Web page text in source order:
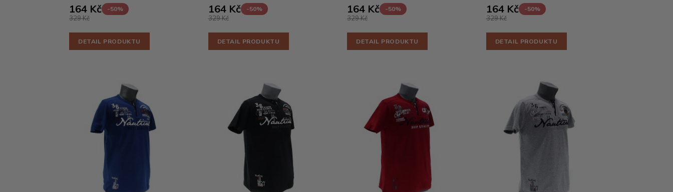
164 Kč -50%
329 Kč
DETAIL PRODUKTU
164 Kč -50%
329 Kč
DETAIL PRODUKTU
164 Kč -50%
329 Kč
DETAIL PRODUKTU
164 Kč -50%
329 Kč
DETAIL PRODUKTU